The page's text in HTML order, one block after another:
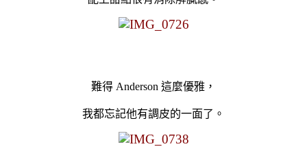
難得 Anderson 這麼優雅，
我都忘記他有調皮的一面了。